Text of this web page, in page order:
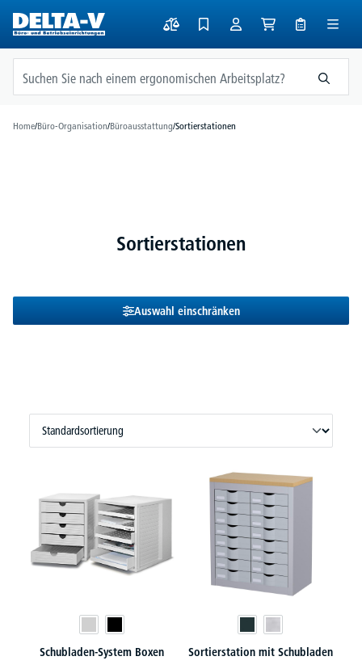
springen
Home/Büro-Organisation/Büroausstattung/Sortierstationen
Sortierstationen
Auswahl einschränken
Schubladen-System Boxen Sortierstation mit Schubladen